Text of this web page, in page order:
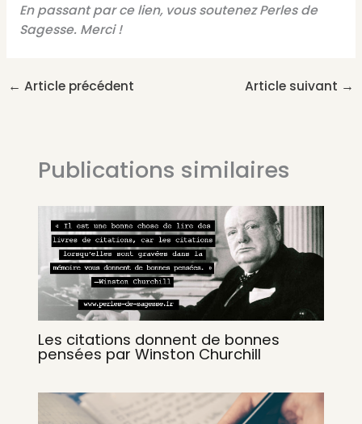
En passant par ce lien, vous soutenez Perles de
Sagesse. Merci !
← Article précédent Article suivant →
Publications similaires
Les citations donnent de bonnes
pensées par Winston Churchill